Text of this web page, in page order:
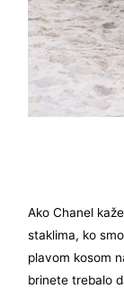
Ako Chanel
staklima, ko
plavom kosom
brinete trebalo